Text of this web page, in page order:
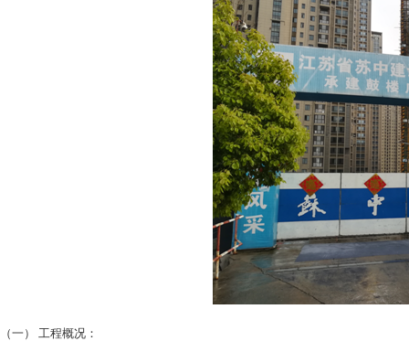
（一） 工程概况：